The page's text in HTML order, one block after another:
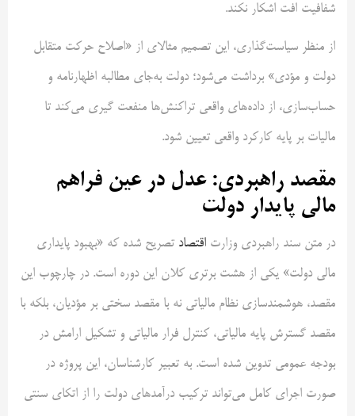
شفافیت افت اشکار نکند.
از منظر سیاست‌گذاری، این تصمیم مثالای از «اصلاح حرکت متقابل
دولت و مؤدی» برداشت می‌شود؛ دولت به‌جای مطالبه اظهارنامه و
حساب‌سازی، از داده‌های واقعی تراکنش‌ها منفعت گیری می‌کند تا
مالیات بر پایه کارکرد واقعی تعیین شود.
مقصد راهبردی: عدل در عین فراهم
مالی پایدار دولت
در متن سند راهبردی وزارت اقتصاد تصریح شده که «بهبود پایداری
مالی دولت» یکی از هشت برتری کلان این دوره است. در چارچوب این
مقصد، هوشمندسازی نظام مالیاتی نه با مقصد سختی بر مؤدیان، بلکه با
مقصد گسترش پایه مالیاتی، کنترل فرار مالیاتی و تشکیل ارامش در
بودجه عمومی تدوین شده است. به تعبیر کارشناسان، این پروژه در
صورت اجرای کامل می‌تواند ترکیب درآمدهای دولت را از اتکای سنتی